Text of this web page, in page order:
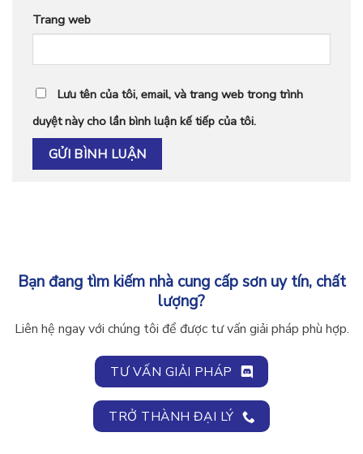
Trang web
Lưu tên của tôi, email, và trang web trong trình
duyệt này cho lần bình luận kế tiếp của tôi.
Bạn đang tìm kiếm nhà cung cấp sơn uy tín, chất
lượng?
Liên hệ ngay với chúng tôi để được tư vấn giải pháp phù hợp.
TƯ VẤN GIẢI PHÁP
TRỞ THÀNH ĐẠI LÝ